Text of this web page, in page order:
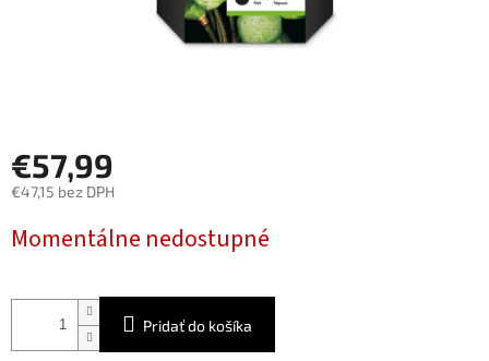
€57,99
€47,15 bez DPH
cena:
Momentálne nedostupné
Pridať do košíka